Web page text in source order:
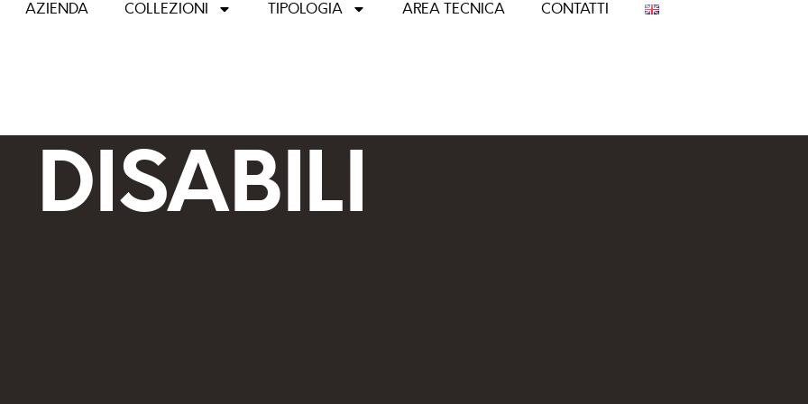
AZIENDA COLLEZIONI TIPOLOGIA AREA TECNICA CONTATTI
DISABILI